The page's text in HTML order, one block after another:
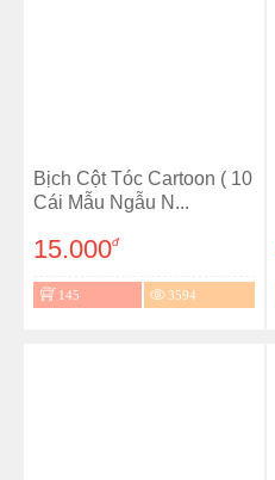
Bịch Cột Tóc Cartoon ( 10
Cái Mẫu Ngẫu N...
15.000đ
145 3594